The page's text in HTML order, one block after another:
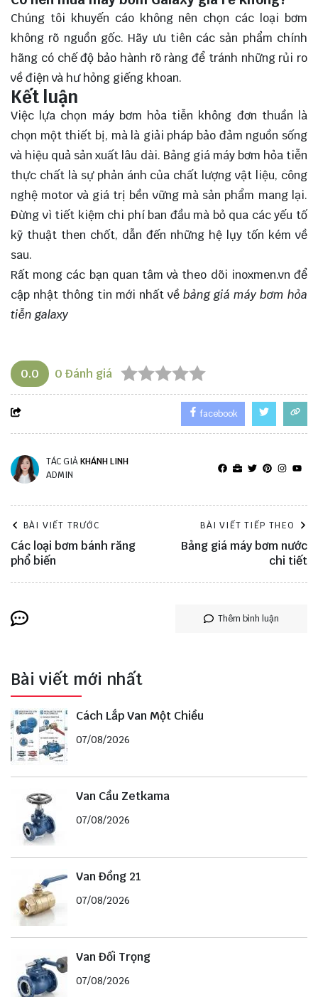
Chúng tôi khuyến cáo không nên chọn các loại bơm
không rõ nguồn gốc. Hãy ưu tiên các sản phẩm chính
hãng có chế độ bảo hành rõ ràng để tránh những rủi ro
về điện và hư hỏng giếng khoan.
Kết luận
Việc lựa chọn máy bơm hỏa tiễn không đơn thuần là
chọn một thiết bị, mà là giải pháp bảo đảm nguồn sống
và hiệu quả sản xuất lâu dài. Bảng giá máy bơm hỏa tiễn
thực chất là sự phản ánh của chất lượng vật liệu, công
nghệ motor và giá trị bền vững mà sản phẩm mang lại.
Đừng vì tiết kiệm chi phí ban đầu mà bỏ qua các yếu tố
kỹ thuật then chốt, dẫn đến những hệ lụy tốn kém về
sau.
Rất mong các bạn quan tâm và theo dõi inoxmen.vn để
cập nhật thông tin mới nhất về bảng giá máy bơm hỏa
tiễn galaxy
0.0 0 Đánh giá
facebook
TÁC GIẢKHÁNH LINH
ADMIN
BÀI VIẾT TRƯỚC
Các loại bơm bánh răng
phổ biến
BÀI VIẾT TIẾP THEO
Bảng giá máy bơm nước
chi tiết
Thêm bình luận
Bài viết mới nhất
Cách Lắp Van Một Chiều
07/08/2026
Van Cầu Zetkama
07/08/2026
Van Đồng 21
07/08/2026
Van Đối Trọng
07/08/2026